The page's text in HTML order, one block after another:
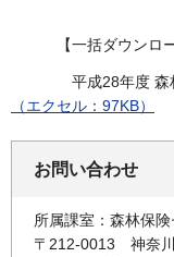
【一括ダウンロー
平成28年度 森林
（エクセル：97KB）
お問い合わせ
所属課室：森林保
〒212-0013 神奈